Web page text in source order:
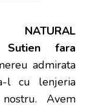
FARA
ARMATURA
GRI
Sutien fara
admirata
l cu lenjeria
Avem